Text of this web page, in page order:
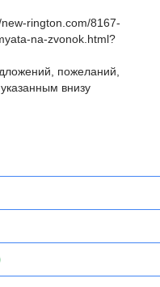
rington.com/8167-
na-zvonok.html?
пожеланий,
внизу